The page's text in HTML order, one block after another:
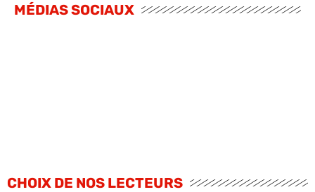
MÉDIAS SOCIAUX
CHOIX DE NOS LECTEURS